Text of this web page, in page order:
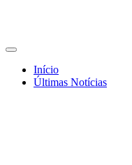
Início
Últimas Notícias